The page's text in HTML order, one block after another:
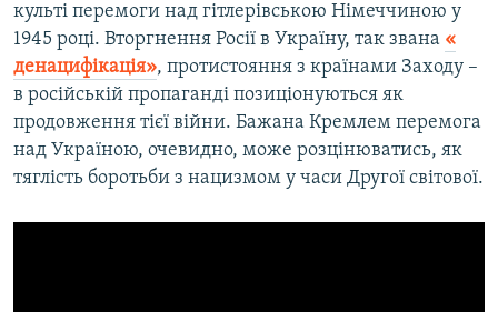
культі перемоги над гітлерівською Німеччиною у
1945 році. Вторгнення Росії в Україну, так звана ​ «​
денацифікація», протистояння з країнами Заходу –
в російській пропаганді позиціонуються як
продовження тієї війни. Бажана Кремлем перемога
над Україною, очевидно, може розцінюватись, як
тяглість боротьби з нацизмом у часи Другої світової.